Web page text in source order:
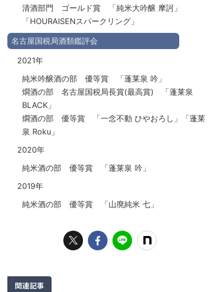
清酒部門 ゴールド賞 「純米大吟醸 摩訶」
「HOURAISENスパークリング」
名古屋国税局酒類鑑評会
2021年
純米吟醸酒の部 優等賞 「蓬莱泉 吟」
燗酒の部 名古屋国税局長賞(最高賞) 「蓬莱泉
BLACK」
燗酒の部 優等賞 「一念不動 ひやおろし」「蓬莱
泉 Roku」
2020年
純米酒の部 優等賞 「蓬莱泉 吟」
2019年
純米酒の部 優等賞 「山廃純米 七」
関連記事